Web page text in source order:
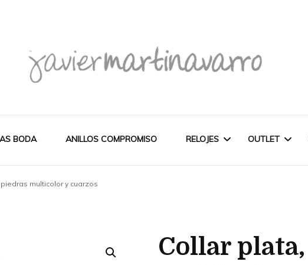
Joyería Javier
BODA ANILLOS COMPROMISO RELOJES
CASIO
OUTLET
multicolor y cuarzos
Collar